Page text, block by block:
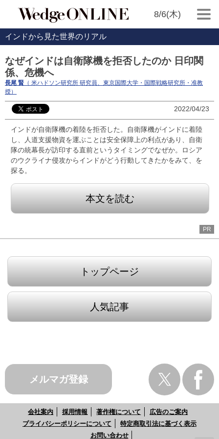
8/6(木)
インドから見た世界のリアル
なぜインドは自衛隊機を拒否したのか 日印関
係、危機へ
長尾 賢 （ 米ハドソン研究所 研究員、東京国際大学・国際戦略研究所・准教
授）
2022/04/23
インドが自衛隊機の着陸を拒否した。自衛隊機がインドに着陸
し、人道支援物資を運ぶことは安全保障上の利点があり、自衛
隊の統幕長が訪印する直前というタイミングでなぜか。ロシア
のウクライナ侵攻からインドがどう行動してきたかをみて、を
探る。
本文を読む
PR
トップページ
人気記事
メルマガ登録
会社案内 採用情報 著作権について
広告のご案内
プライバシーポリシーについて
特定商取引法に基づく表示
お問い合わせ